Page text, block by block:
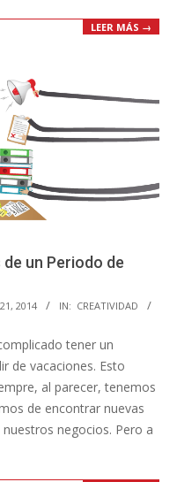
LEER MÁS →
un Periodo de
2014 IN: CREATIVIDAD
tener un
de vacaciones. Esto
al parecer, tenemos
de encontrar nuevas
negocios. Pero a